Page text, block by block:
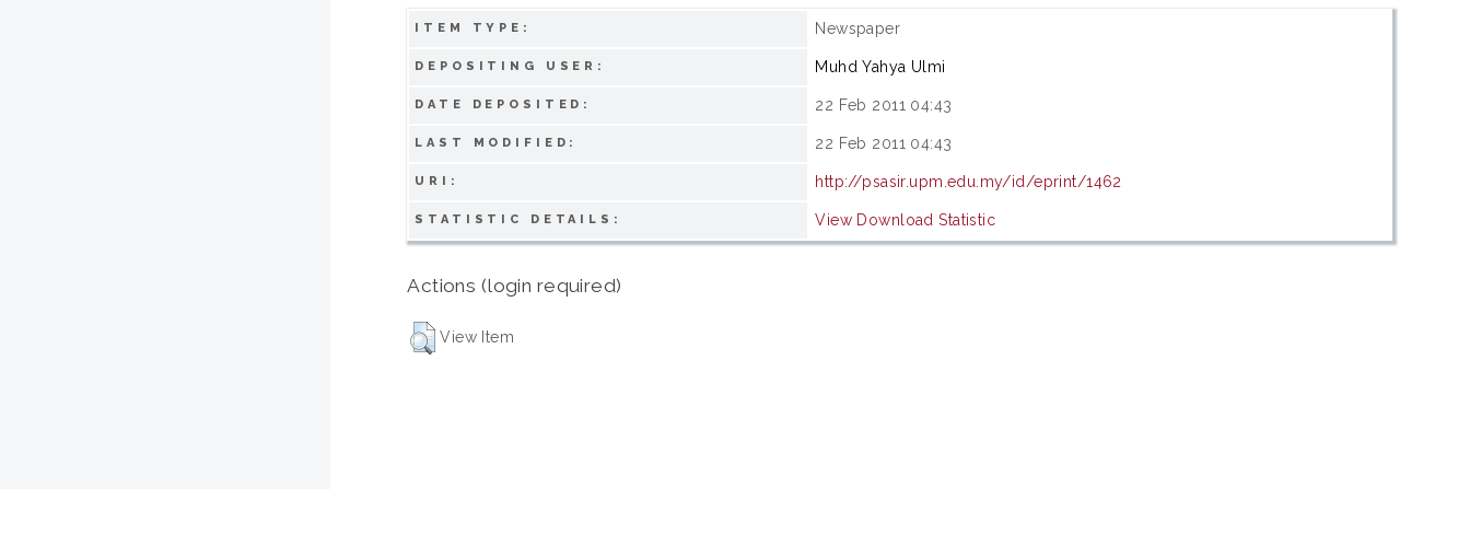
ITEM TYPE: Newspaper
DEPOSITING USER: Muhd Yahya Ulmi
DATE DEPOSITED: 22 Feb 2011 04:43
LAST MODIFIED: 22 Feb 2011 04:43
URI: http://psasir.upm.edu.my/id/eprint/1462
STATISTIC DETAILS: View Download Statistic
Actions (login required)
View Item